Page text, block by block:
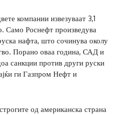
компании извезуваат 3,1
Само Роснефт произведува
нафта, што сочинува околу
Порано оваа година, САД и
санкции против други руски
ги Газпром Нефт и
од американска страна